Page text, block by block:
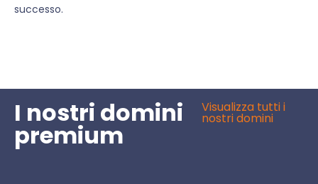
successo.
I nostri domini
premium
Visualizza tutti i
nostri domini